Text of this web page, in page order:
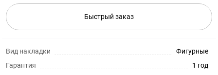
Быстрый заказ
Вид накладки
Фигурные
Гарантия
1 год